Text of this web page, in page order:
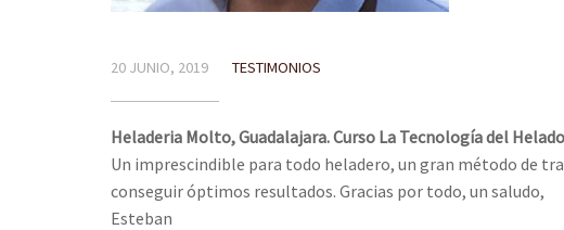
20 JUNIO, 2019 TESTIMONIOS
Heladeria Molto, Guadalajara. Curso La Tecnología del
Un imprescindible para todo heladero, un gran método de
conseguir óptimos resultados. Gracias por todo, un saludo,
Esteban